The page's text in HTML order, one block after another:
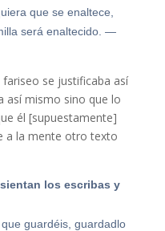
que se enaltece,
será enaltecido. —
se justificaba así
así mismo sino que lo
él [supuestamente]
a la mente otro texto
los escribas y
guardéis, guardadlo